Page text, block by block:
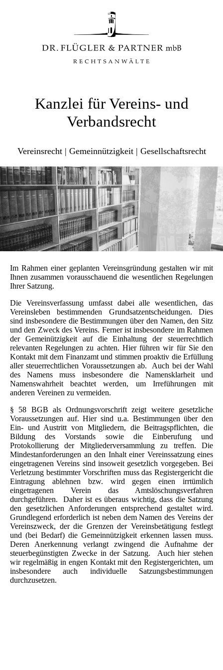
Kanzlei für Vereins- und
Verbandsrecht
Vereinsrecht | Gemeinnützigkeit | Gesellschaftsrecht
Im Rahmen einer geplanten Vereinsgründung gestalten wir mit
Ihnen zusammen vorausschauend die wesentlichen Regelungen
Ihrer Satzung.
Die Vereinsverfassung umfasst dabei alle wesentlichen, das
Vereinsleben bestimmenden Grundsatzentscheidungen. Dies
sind insbesondere die Bestimmungen über den Namen, den Sitz
und den Zweck des Vereins. Ferner ist insbesondere im Rahmen
der Gemeinützigkeit auf die Einhaltung der steuerrechtlich
relevanten Regelungen zu achten. Hier führen wir für Sie den
Kontakt mit dem Finanzamt und stimmen proaktiv die Erfüllung
aller steuerrechtlichen Voraussetzungen ab. Auch bei der Wahl
des Namens muss insbesondere die Namensklarheit und
Namenswahrheit beachtet werden, um Irreführungen mit
anderen Vereinen zu vermeiden.
§ 58 BGB als Ordnungsvorschrift zeigt weitere gesetzliche
Voraussetzungen auf. Hier sind u.a. Bestimmungen über den
Ein- und Austritt von Mitgliedern, die Beitragspflichten, die
Bildung des Vorstands sowie die Einberufung und
Protokollierung der Mitgliederversammlung zu treffen. Die
Mindestanforderungen an den Inhalt einer Vereinssatzung eines
eingetragenen Vereins sind insoweit gesetzlich vorgegeben. Bei
Verletzung bestimmter Vorschriften muss das Registergericht die
Eintragung ablehnen bzw. wird gegen einen irrtümlich
eingetragenen Verein das Amtslöschungsverfahren
durchgeführen. Daher ist es überaus wichtig, dass die Satzung
den gesetzlichen Anforderungen entsprechend gestaltet wird.
Grundlegend erforderlich ist neben dem Namen des Vereins der
Vereinszweck, der die Grenzen der Vereinsbetätigung festlegt
und (bei Bedarf) die Gemeinnützigkeit erkennen lassen muss.
Deren Anerkennung verlangt zwingend die Aufnahme der
steuerbegünstigten Zwecke in der Satzung. Auch hier stehen
wir regelmäßig in engen Kontakt mit den Registergerichten, um
insbesondere auch individuelle Satzungsbestimmungen
durchzusetzen.